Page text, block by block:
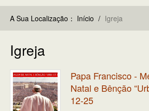
A Sua Localização： Início / Igreja
Igreja
Papa Francisco -
Natal e Bênção
12-25